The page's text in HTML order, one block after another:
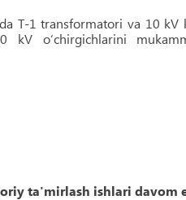
T-1 transformatori va 10 kV
kV o‘chirgichlarini
ta'mirlash ishlari